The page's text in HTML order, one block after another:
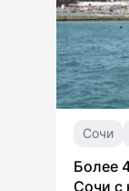
Сочи
Более
Сочи с